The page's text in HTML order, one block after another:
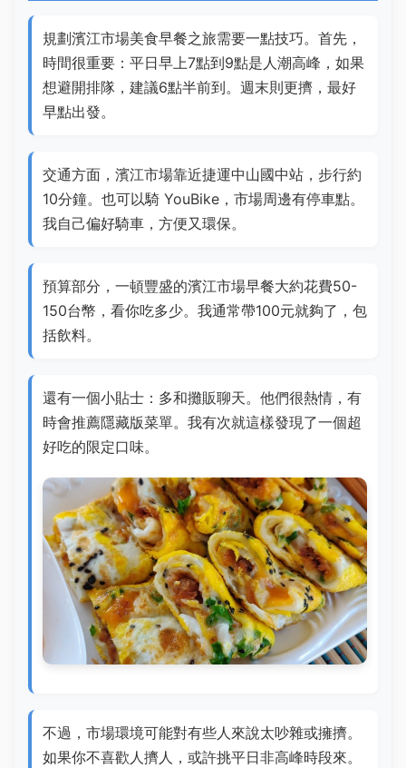
規劃濱江市場美食早餐之旅需要一點技巧。首先，
時間很重要：平日早上7點到9點是人潮高峰，如果
想避開排隊，建議6點半前到。週末則更擠，最好
早點出發。
交通方面，濱江市場靠近捷運中山國中站，步行約
10分鐘。也可以騎 YouBike，市場周邊有停車點。
我自己偏好騎車，方便又環保。
預算部分，一頓豐盛的濱江市場早餐大約花費50-
150台幣，看你吃多少。我通常帶100元就夠了，包
括飲料。
還有一個小貼士：多和攤販聊天。他們很熱情，有
時會推薦隱藏版菜單。我有次就這樣發現了一個超
好吃的限定口味。
不過，市場環境可能對有些人來說太吵雜或擁擠。
如果你不喜歡人擠人，或許挑平日非高峰時段來。